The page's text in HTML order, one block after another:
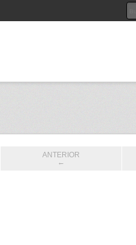
ANTERIOR
←